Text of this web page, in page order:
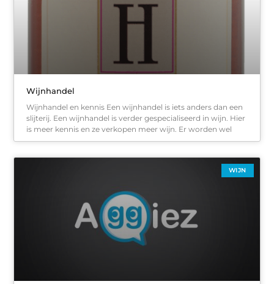
Wijnhandel
Wijnhandel en kennis Een wijnhandel is iets anders dan een
slijterij. Een wijnhandel is verder gespecialiseerd in wijn. Hier
is meer kennis en ze verkopen meer wijn. Er worden wel
WIJN